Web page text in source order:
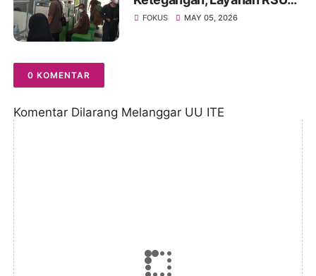
Kolonel Abundjani Bangko
FOKUS MAY 05, 2026
0 KOMENTAR
Komentar Dilarang Melanggar UU ITE